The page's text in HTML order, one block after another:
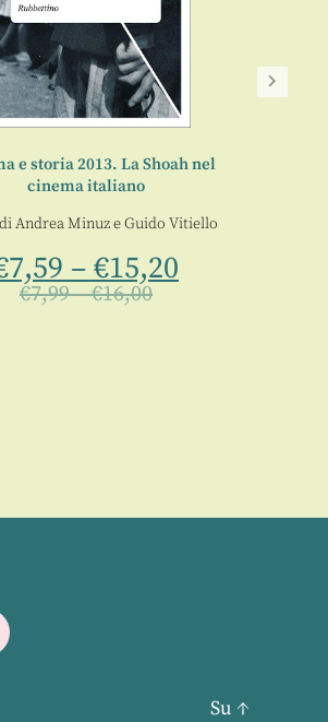
e storia 2013. La Shoah nel
cinema italiano
Andrea MinuzeGuido Vitiello
7,59 – €15,20
€7,99–€16,00
Su ↑